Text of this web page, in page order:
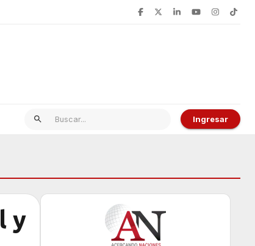
Ingresar
y